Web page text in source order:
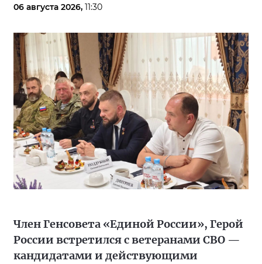
06 августа 2026, 11:30
Член Генсовета «Единой России», Герой
России встретился с ветеранами СВО —
кандидатами и действующими